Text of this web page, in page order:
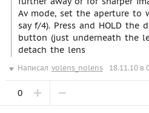
Av mode, set the aperture to
say f/4). Press and HOLD the
button (just underneath the
detach the lens
Написал volens_nolens 18.11.10 в
0